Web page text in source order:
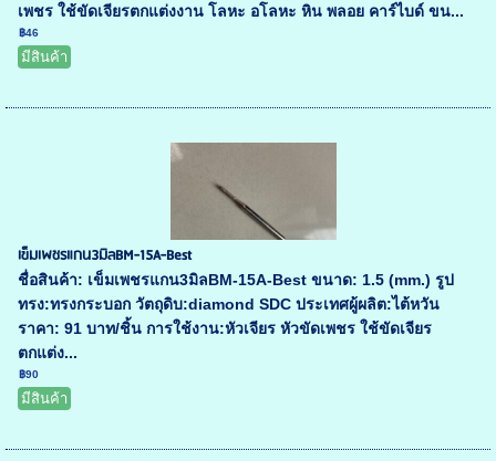
เพชร ใช้ขัดเจียรตกแต่งงาน โลหะ อโลหะ หิน พลอย คาร์ไบด์ ขน...
฿46
มีสินค้า
เข็มเพชรแกน3มิลBM-15A-Best
ชื่อสินค้า: เข็มเพชรแกน3มิลBM-15A-Best ขนาด: 1.5 (mm.) รูป
ทรง:ทรงกระบอก วัตถุดิบ:diamond SDC ประเทศผู้ผลิต:ไต้หวัน
ราคา: 91 บาท/ชิ้น การใช้งาน:หัวเจียร หัวขัดเพชร ใช้ขัดเจียร
ตกแต่ง...
฿90
มีสินค้า